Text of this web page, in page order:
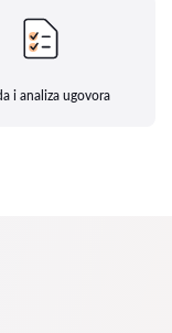
i analiza ugovora